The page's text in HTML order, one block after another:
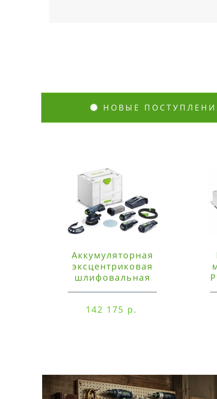
НОВЫЕ
Аккумуляторная
эксцентриковая
шлифовальная
142 175 р.